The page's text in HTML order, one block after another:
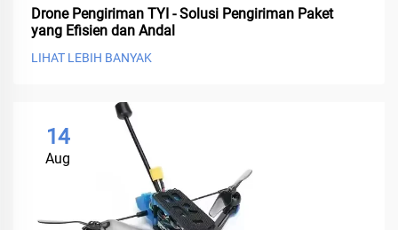
Drone Pengiriman TYI - Solusi Pengiriman Paket
yang Efisien dan Andal
LIHAT LEBIH BANYAK
14
Aug